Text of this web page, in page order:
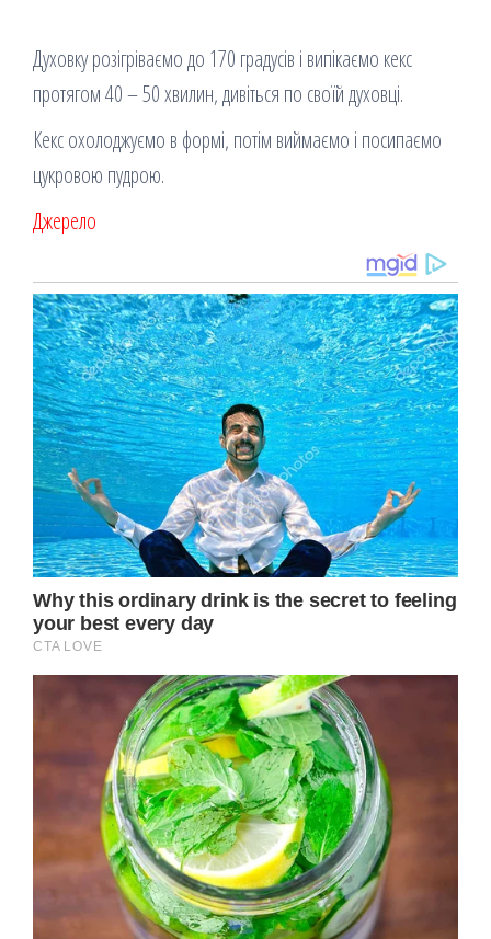
Духовку розігріваємо до 170 градусів і випікаємо кекс
протягом 40 – 50 хвилин, дивіться по своїй духовці.
Кекс охолоджуємо в формі, потім виймаємо і посипаємо
цукровою пудрою.
Джерело